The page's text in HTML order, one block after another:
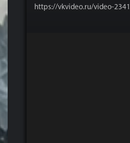
https://vkvideo.ru/video-